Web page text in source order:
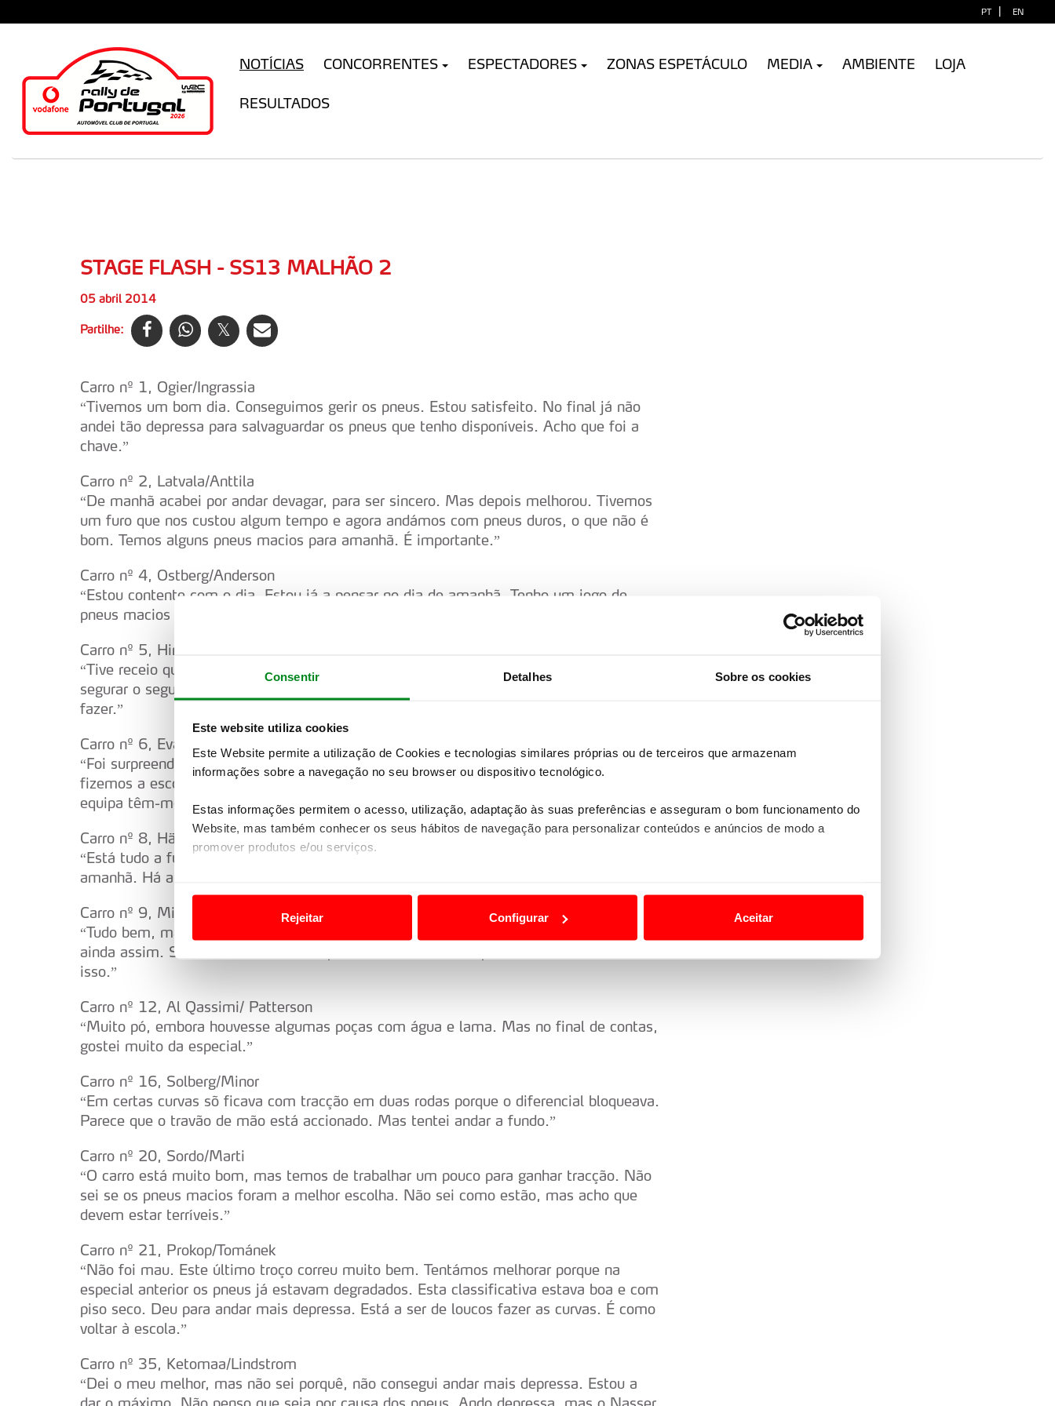
Consentir Detalhes Sobre os cookies
Este website utiliza cookies
Este Website permite a utilização de Cookies e tecnologias similares próprias ou de terceiros que armazenam
informações sobre a navegação no seu browser ou dispositivo tecnológico.
Estas informações permitem o acesso, utilização, adaptação às suas preferências e asseguram o bom funcionamento do
Website, mas também conhecer os seus hábitos de navegação para personalizar conteúdos e anúncios de modo a
promover produtos e/ou serviços.
Usamos cookies para melhorar a sua experiência digital, personalizar conteúdos e anúncios, para lhe proporcionar
funcionalidades de redes sociais, bem como para analisar dados de navegação no nosso website.
e organizações na UE e em países terceiros.
O ACP garantirá que as transferências internacionais de dados pessoais serão realizadas apenas com o seu
consentimento e quando tal se afigure estritamente necessário no contexto dos serviços a prestar.
Realçamos que o bloqueio de certo tipo de Cookies e tecnologias similares pode ter impacto na sua experiência de
navegação no Website e nos serviços disponibilizados.
Consulte a política de cookies do site.
Rejeitar Configurar Aceitar
PT | EN
NOTÍCIAS CONCORRENTES ESPECTADORES ZONAS ESPETÁCULO MEDIA AMBIENTE LOJA
RESULTADOS
STAGE FLASH - SS13 MALHÃO 2
05 abril 2014
Partilhe:
Carro nº 1, Ogier/Ingrassia
“Tivemos um bom dia. Conseguimos gerir os pneus. Estou satisfeito. No final já não
andei tão depressa para salvaguardar os pneus que tenho disponíveis. Acho que foi a
chave.”
Carro nº 2, Latvala/Anttila
“De manhã acabei por andar devagar, para ser sincero. Mas depois melhorou. Tivemos
um furo que nos custou algum tempo e agora andámos com pneus duros, o que não é
bom. Temos alguns pneus macios para amanhã. É importante.”
Carro nº 4, Ostberg/Anderson
“Estou contente com o dia. Estou já a pensar no dia de amanhã. Tenho um jogo de
pneus macios guardado.”
Carro nº 5, Hirvonen/Lehtinen
“Tive receio que furasse. Está um pouco escorregadio em algumas zonas. Vou tentar
segurar o segundo lugar e preparar-me para a power stage. Vamos ver o que consigo
fazer.”
Carro nº 6, Evans/Barrit
“Foi surpreendente ver como este piso desgasta os pneus. Mas mesmo assim acho que
fizemos a escolha certa. Se tivesse de escolher a posição na estrada seria primeiro. A
equipa têm-me apoiado muito.”
Carro nº 8, Hänninen/Tuominen
“Está tudo a funcionar bem no carro, mas é um rali muito exigente. Vamos ver
amanhã. Há alguns troços difíceis e será um grande desafio.”
Carro nº 9, Mikkelsen/ Markkula
“Tudo bem, mas não estou contente com a escolha de pneus. Conseguimos progredir,
ainda assim. Se tivesse escolhido os pneus certos teria sido perfeito. Mas não foi. É
isso.”
Carro nº 12, Al Qassimi/ Patterson
“Muito pó, embora houvesse algumas poças com água e lama. Mas no final de contas,
gostei muito da especial.”
Carro nº 16, Solberg/Minor
“Em certas curvas sõ ficava com tracção em duas rodas porque o diferencial bloqueava.
Parece que o travão de mão está accionado. Mas tentei andar a fundo.”
Carro nº 20, Sordo/Marti
“O carro está muito bom, mas temos de trabalhar um pouco para ganhar tracção. Não
sei se os pneus macios foram a melhor escolha. Não sei como estão, mas acho que
devem estar terríveis.”
Carro nº 21, Prokop/Tománek
“Não foi mau. Este último troço correu muito bem. Tentámos melhorar porque na
especial anterior os pneus já estavam degradados. Esta classificativa estava boa e com
piso seco. Deu para andar mais depressa. Está a ser de loucos fazer as curvas. É como
voltar à escola.”
Carro nº 35, Ketomaa/Lindstrom
“Dei o meu melhor, mas não sei porquê, não consegui andar mais depressa. Estou a